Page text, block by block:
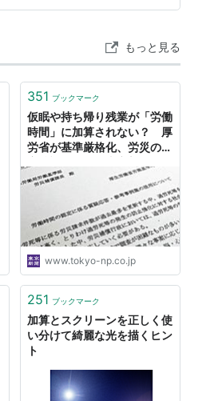
もっと見る
351 ブックマーク
仮眠や持ち帰り残業が「労働
時間」に加算されない？ 厚
労省が基準厳格化、労災の認
タル
www.tokyo-np.co.jp
251 ブックマーク
加算とスクリーンを正しく使
い分けて綺麗な光を描くヒン
ト